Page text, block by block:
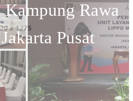
Rawa
Pusat